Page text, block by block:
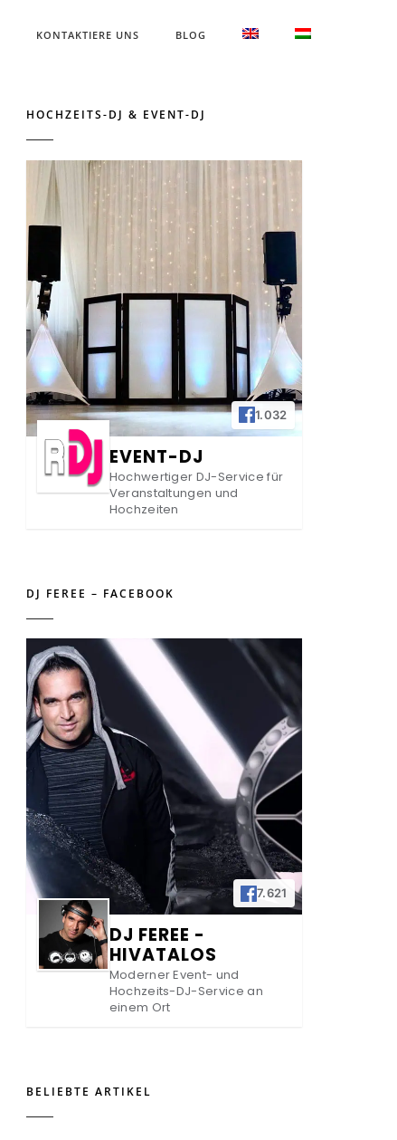
KONTAKTIERE UNS BLOG
HOCHZEITS-DJ & EVENT-DJ
1.032
EVENT-DJ
Hochwertiger DJ-Service für
Veranstaltungen und
Hochzeiten
DJ FEREE – FACEBOOK
7.621
DJ FEREE -
HIVATALOS
Moderner Event- und
Hochzeits-DJ-Service an
einem Ort
BELIEBTE ARTIKEL